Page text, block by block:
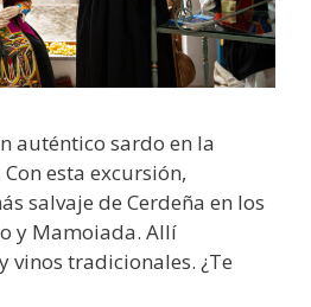
auténtico sardo en la
esta excursión,
salvaje de Cerdeña en los
y Mamoiada. Allí
vinos tradicionales. ¿Te